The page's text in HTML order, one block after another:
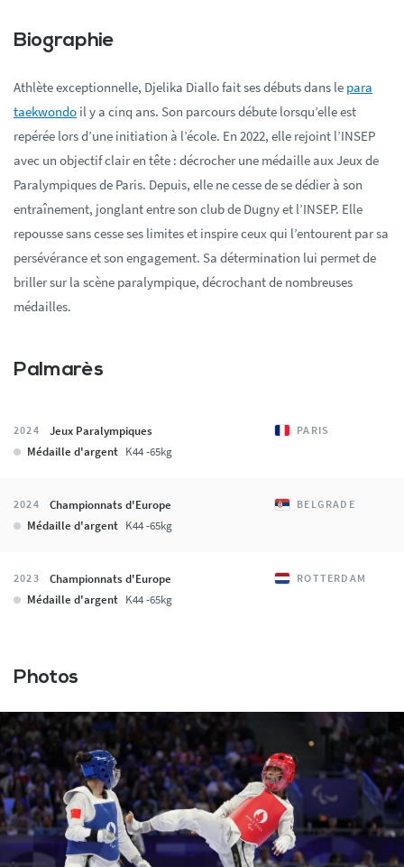
Biographie
Athlète exceptionnelle, Djelika Diallo fait ses débuts dans le para
taekwondo il y a cinq ans. Son parcours débute lorsqu’elle est
repérée lors d’une initiation à l’école. En 2022, elle rejoint l’INSEP
avec un objectif clair en tête : décrocher une médaille aux Jeux de
Paralympiques de Paris. Depuis, elle ne cesse de se dédier à son
entraînement, jonglant entre son club de Dugny et l’INSEP. Elle
repousse sans cesse ses limites et inspire ceux qui l’entourent par sa
persévérance et son engagement. Sa détermination lui permet de
briller sur la scène paralympique, décrochant de nombreuses
médailles.
Palmarès
2024 Jeux Paralympiques PARIS
Médaille d'argent K44 -65kg
2024 Championnats d'Europe BELGRADE
Médaille d'argent K44 -65kg
2023 Championnats d'Europe ROTTERDAM
Médaille d'argent K44 -65kg
Photos